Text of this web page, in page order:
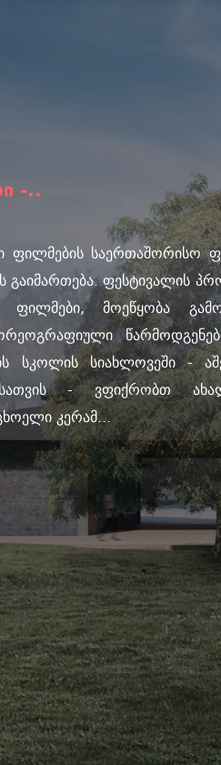
-..
ფილმების საერთაშორისო
გაიმართება. ფესტივალის
ფილმები, მოეწყობა
სკოლის სიახლოვეში -
- ვფიქრობთ
კერამ...